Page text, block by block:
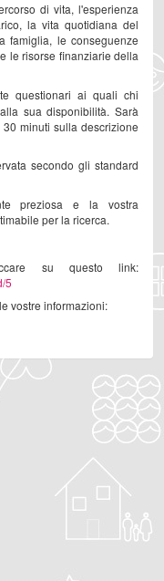
di vita, l'esperienza
la vita quotidiana del
famiglia, le conseguenze
le risorse finanziarie della
questionari ai quali chi
sua disponibilità. Sarà
minuti sulla descrizione
secondo gli standard
preziosa e la vostra
per la ricerca.
su questo link:
5
vostre informazioni: